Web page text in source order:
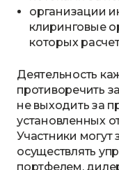
организации
клиринговые
которых
Деятельность
противоречить
не выходить за
установленных
Участники могут
осуществлять
портфелем,